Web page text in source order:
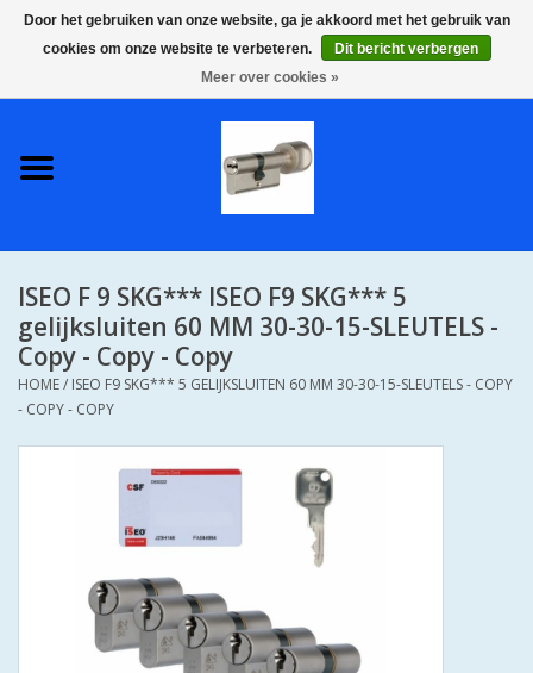
0 Artikelen - €0,00
S2 COMPLETE VEILIGE
SKG**
S2 CILINDER SLOTEN IN
IEDERE GEWENSTE MAAT MET
S2 CILINDERSLOTEN IN IEDERE
GEWENSTE MAAT MET
KEERSLEUTEL
(GAATJES)VEILIGE
GENUMMERDE SLEUTELS
ISEO F 9 SKG*** ISEO F9 SKG*** 5
gelijksluiten 60 MM 30-30-15-SLEUTELS -
Copy - Copy - Copy
HOME/ ISEO F9 SKG*** 5 GELIJKSLUITEN 60 MM 30-30-15-SLEUTELS - COPY
- COPY - COPY
Door het gebruiken van onze website, ga je akkoord met het gebruik van
cookies om onze website te verbeteren.
Dit bericht verbergen
Meer over cookies »